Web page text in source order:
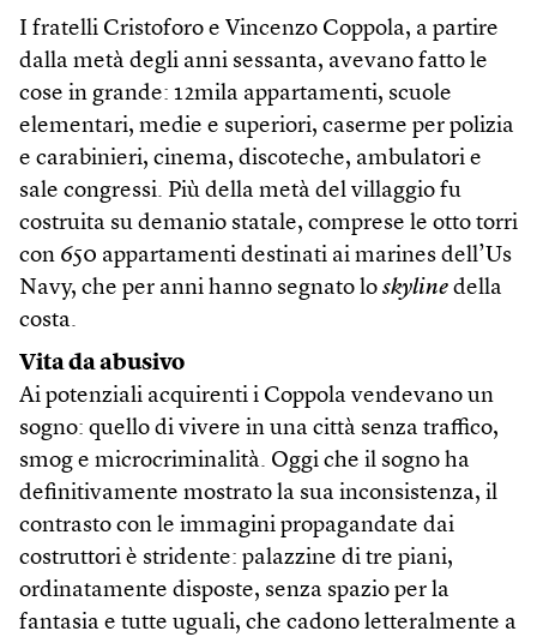
I fratelli Cristoforo e Vincenzo Coppola, a partire
dalla metà degli anni sessanta, avevano fatto le
cose in grande: 12mila appartamenti, scuole
elementari, medie e superiori, caserme per polizia
e carabinieri, cinema, discoteche, ambulatori e
sale congressi. Più della metà del villaggio fu
costruita su demanio statale, comprese le otto torri
con 650 appartamenti destinati ai marines dell’Us
Navy, che per anni hanno segnato lo skyline della
costa.
Vita da abusivo
Ai potenziali acquirenti i Coppola vendevano un
sogno: quello di vivere in una città senza traffico,
smog e microcriminalità. Oggi che il sogno ha
definitivamente mostrato la sua inconsistenza, il
contrasto con le immagini propagandate dai
costruttori è stridente: palazzine di tre piani,
ordinatamente disposte, senza spazio per la
fantasia e tutte uguali, che cadono letteralmente a